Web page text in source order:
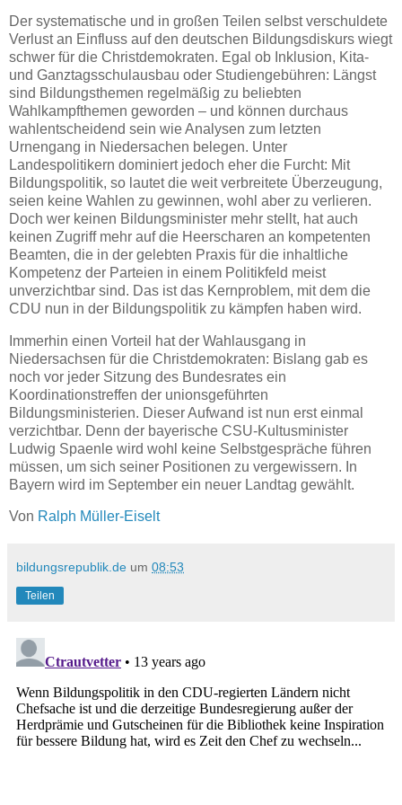
Der systematische und in großen Teilen selbst verschuldete
Verlust an Einfluss auf den deutschen Bildungsdiskurs wiegt
schwer für die Christdemokraten. Egal ob Inklusion, Kita-
und Ganztagsschulausbau oder Studiengebühren: Längst
sind Bildungsthemen regelmäßig zu beliebten
Wahlkampfthemen geworden – und können durchaus
wahlentscheidend sein wie Analysen zum letzten
Urnengang in Niedersachen belegen. Unter
Landespolitikern dominiert jedoch eher die Furcht: Mit
Bildungspolitik, so lautet die weit verbreitete Überzeugung,
seien keine Wahlen zu gewinnen, wohl aber zu verlieren.
Doch wer keinen Bildungsminister mehr stellt, hat auch
keinen Zugriff mehr auf die Heerscharen an kompetenten
Beamten, die in der gelebten Praxis für die inhaltliche
Kompetenz der Parteien in einem Politikfeld meist
unverzichtbar sind. Das ist das Kernproblem, mit dem die
CDU nun in der Bildungspolitik zu kämpfen haben wird.
Immerhin einen Vorteil hat der Wahlausgang in
Niedersachsen für die Christdemokraten: Bislang gab es
noch vor jeder Sitzung des Bundesrates ein
Koordinationstreffen der unionsgeführten
Bildungsministerien. Dieser Aufwand ist nun erst einmal
verzichtbar. Denn der bayerische CSU-Kultusminister
Ludwig Spaenle wird wohl keine Selbstgespräche führen
müssen, um sich seiner Positionen zu vergewissern. In
Bayern wird im September ein neuer Landtag gewählt.
Von Ralph Müller-Eiselt
bildungsrepublik.de um 08:53
Teilen